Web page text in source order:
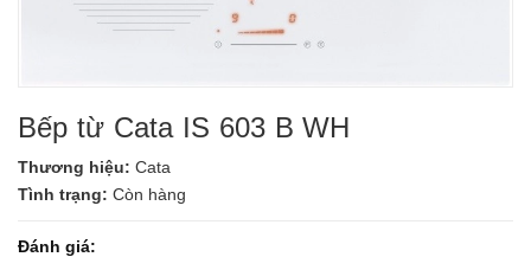
Bếp từ Cata IS 603 B WH
Thương hiệu: Cata
Tình trạng: Còn hàng
Đánh giá: